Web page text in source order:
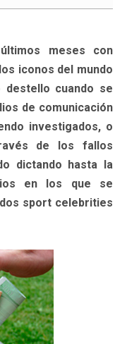
meses con
iconos del mundo
cuando se
de comunicación
investigados, o
de los fallos
dictando hasta la
en los que se
sport celebrities